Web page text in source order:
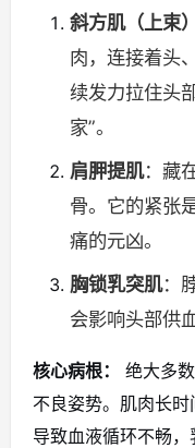
斜方肌（上束）
肉，连接着头
续发力拉住头
家”。
肩胛提肌：藏
骨。它的紧张
痛的元凶。
胸锁乳突肌：
会影响头部供
核心病根： 绝大多
不良姿势。肌肉长时
导致血液循环不畅